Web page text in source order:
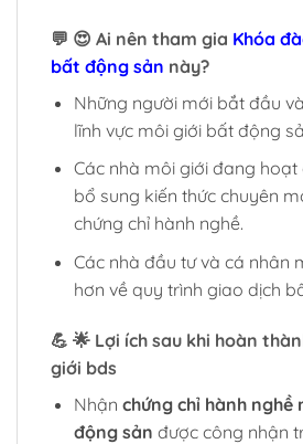
💬 😍 Ai nên tham gia Khóa
bất động sản này?
Những người mới bắt đầu
lĩnh vực môi giới bất động
Các nhà môi giới đang
bổ sung kiến thức chuyên
chứng chỉ hành nghề.
Các nhà đầu tư và cá nhân
hơn về quy trình giao dịch
💪 🌟 Lợi ích sau khi hoàn
giới bds
Nhận chứng chỉ hành nghề
động sản được công nhận